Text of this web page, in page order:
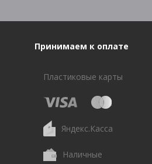
Принимаем к оплате
Пластиковые карты
Яндекс.Касса
Наличные